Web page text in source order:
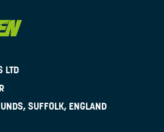
LTD
SUFFOLK, ENGLAND